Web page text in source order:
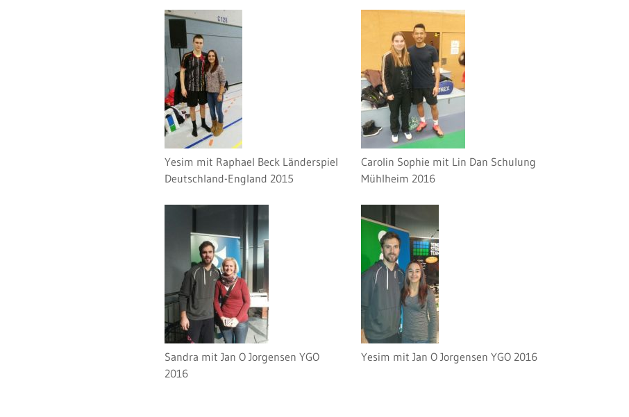
Yesim mit Raphael Beck Länderspiel
Deutschland-England 2015
Carolin Sophie mit Lin Dan Schulung
Mühlheim 2016
Sandra mit Jan O Jorgensen YGO
2016
Yesim mit Jan O Jorgensen YGO 2016